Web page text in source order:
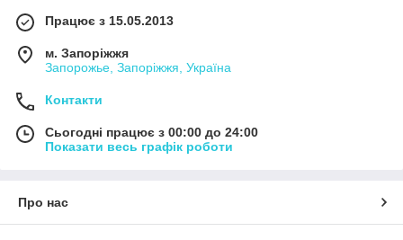
https://mssg.me/podarynku_ukraine
інстаграмhttps://www.instagram.com/podarynku_ukraine/
Працює з 15.05.2013
м. Запоріжжя
Запорожье, Запоріжжя, Україна
Контакти
Сьогодні працює з 00:00 до 24:00
Показати весь графік роботи
Про нас